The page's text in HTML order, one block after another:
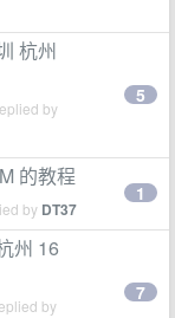
杭州
by
5
的教程
by DT37
1
州 16
by
7